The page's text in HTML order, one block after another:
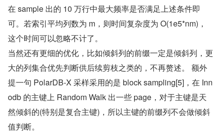
在 sample 出的 10 万行中最大频率是否满足上述条件即
可。若索引平均列数为 m，则时间复杂度为 O(1e5*nm)，
这个时间可以忽略不计了。
当然还有更细的优化，比如倾斜列的前缀一定是倾斜列，更
大的列集合优先判断供后续剪枝之类的，不再赘述。 额外
提一句 PolarDB-X 采样采用的是 block sampling[5]，在 Inn
odb 的主键上 Random Walk 出一些 page，对于主键是天
然倾斜的(特别是复合主键)，所以主键的前缀列不会做倾斜
值判断。